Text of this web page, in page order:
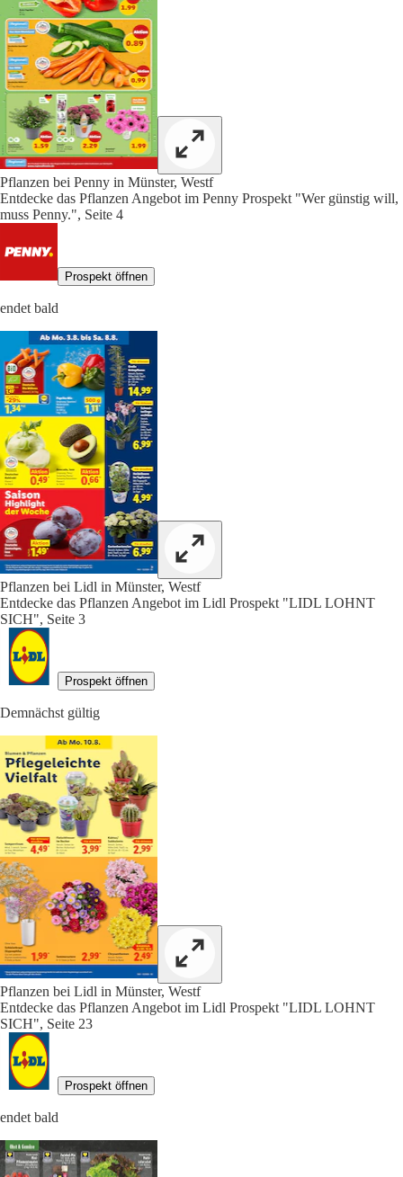
Pflanzen bei Penny in Münster, Westf
Entdecke das Pflanzen Angebot im Penny Prospekt "Wer günstig will,
muss Penny.", Seite 4
Prospekt öffnen
endet bald
Pflanzen bei Lidl in Münster, Westf
Entdecke das Pflanzen Angebot im Lidl Prospekt "LIDL LOHNT
SICH", Seite 3
Prospekt öffnen
Demnächst gültig
Pflanzen bei Lidl in Münster, Westf
Entdecke das Pflanzen Angebot im Lidl Prospekt "LIDL LOHNT
SICH", Seite 23
Prospekt öffnen
endet bald